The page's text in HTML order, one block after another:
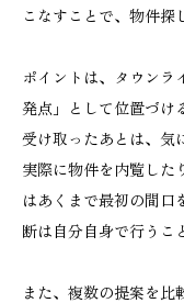
こなすことで、物件探
ポイントは、タウンラ
発点」として位置づけ
受け取ったあとは、気
実際に物件を内覧した
はあくまで最初の間口
断は自分自身で行うこ
また、複数の提案を比